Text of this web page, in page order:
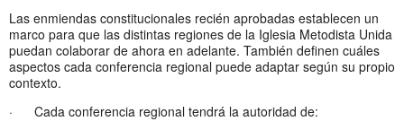
Las enmiendas constitucionales recién aprobadas establecen un
marco para que las distintas regiones de la Iglesia Metodista Unida
puedan colaborar de ahora en adelante. También definen cuáles
aspectos cada conferencia regional puede adaptar según su propio
contexto.
· Cada conferencia regional tendrá la autoridad de: